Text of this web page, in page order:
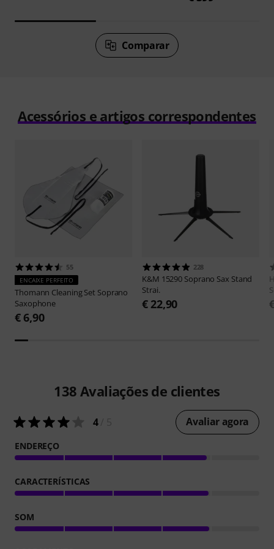
Comparar
Acessórios e artigos correspondentes
55
ENCAIXE PERFEITO
Thomann Cleaning Set Soprano
Saxophone
€ 6,90
228
K&M 15290 Soprano Sax Stand
Strai.
€ 22,90
138 Avaliações de clientes
4/ 5 Avaliar agora
ENDEREÇO
CARACTERÍSTICAS
SOM